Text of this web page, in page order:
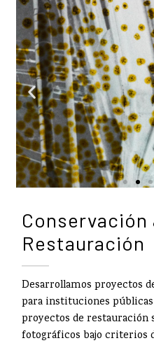
Conservación
Restauración
Desarrollamos proyectos
para instituciones
proyectos de restauración
fotográficos bajo criterios